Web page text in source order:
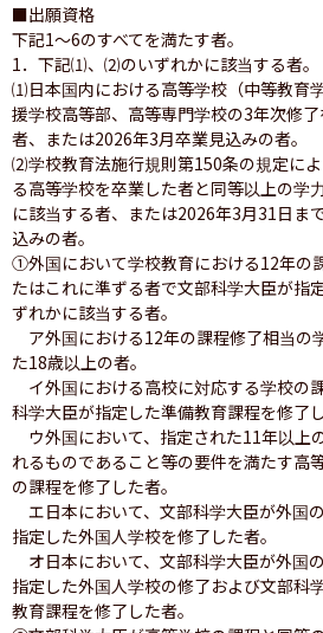
■出願資格
下記1〜6のすべてを満たす者。
1．下記⑴、⑵のいずれかに該当する者。
⑴日本国内における高等学校（中等教育
援学校高等部、高等専門学校の3年次修
者、または2026年3月卒業見込みの者。
⑵学校教育法施行規則第150条の規定に
る高等学校を卒業した者と同等以上の
に該当する者、または2026年3月31日ま
込みの者。
①外国において学校教育における12年の
たはこれに準ずる者で文部科学大臣が指
ずれかに該当する者。
ア外国における12年の課程修了相当の
た18歳以上の者。
イ外国における高校に対応する学校の
科学大臣が指定した準備教育課程を修了し
ウ外国において、指定された11年以上
れるものであること等の要件を満たす高
の課程を修了した者。
エ日本において、文部科学大臣が外国
指定した外国人学校を修了した者。
オ日本において、文部科学大臣が外国
指定した外国人学校の修了および文部科
教育課程を修了した者。